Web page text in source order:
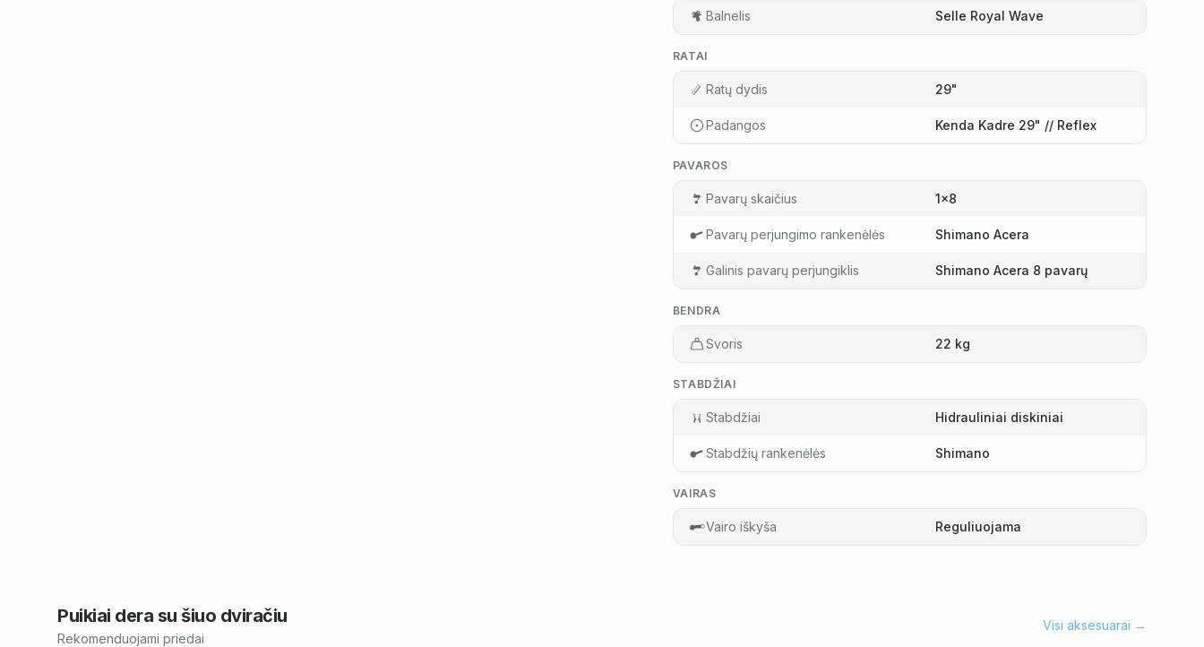
Balnelis Selle Royal Wave
RATAI
Ratų dydis 29"
Padangos Kenda Kadre 29" // Reflex
PAVAROS
Pavarų skaičius 1x8
Pavarų perjungimo rankenėlės Shimano Acera
Galinis pavarų perjungiklis Shimano Acera 8 pavarų
BENDRA
Svoris 22 kg
STABDŽIAI
Stabdžiai Hidrauliniai diskiniai
Stabdžių rankenėlės Shimano
VAIRAS
Vairo iškyša Reguliuojama
Puikiai dera su šiuo dviračiu
Rekomenduojami priedai
Visi aksesuarai →